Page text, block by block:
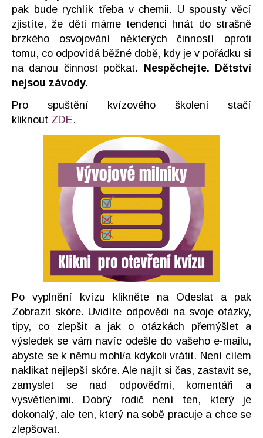
pak bude rychlík třeba v chemii. U spousty věcí
zjistíte, že děti máme tendenci hnát do strašně
brzkého osvojování některých činností oproti
tomu, co odpovídá běžné době, kdy je v pořádku si
na danou činnost počkat.
Nespěchejte. Dětství
nejsou závody.
Pro spuštění kvízového školení stačí
kliknout ZDE.
Po vyplnění kvízu klikněte na Odeslat a pak
Zobrazit skóre. Uvidíte odpovědi na svoje otázky,
tipy, co zlepšit a jak o otázkách přemýšlet a
výsledek se vám navíc odešle do vašeho e-mailu,
abyste se k němu mohl/a kdykoli vrátit. Není cílem
naklikat nejlepší skóre. Ale najít si čas, zastavit se,
zamyslet se nad odpověďmi, komentáři a
vysvětleními. Dobrý rodič není ten, který je
dokonalý, ale ten, který na sobě pracuje a chce se
zlepšovat.